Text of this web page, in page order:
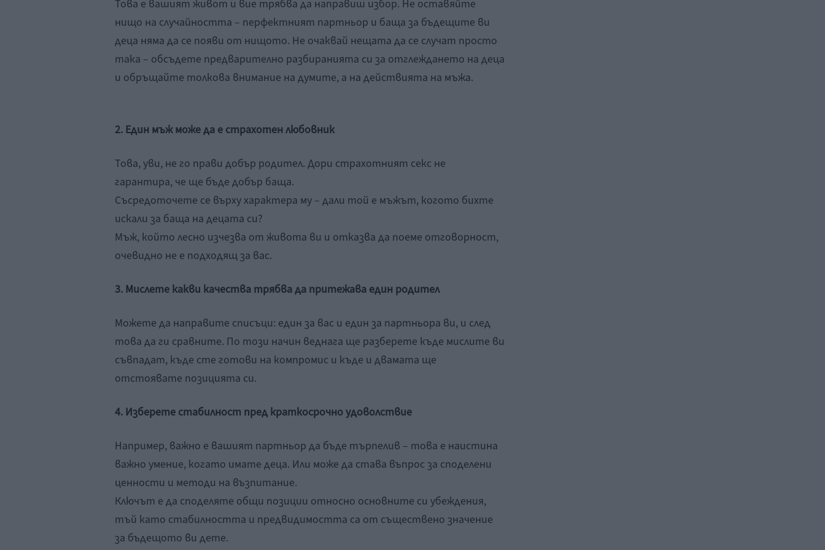
Това е вашият живот и вие трябва да направиш избор. Не оставяйте
нищо на случайността – перфектният партньор и баща за бъдещите ви
деца няма да се появи от нищото. Не очаквай нещата да се случат просто
така – обсъдете предварително разбиранията си за отглеждането на деца
и обръщайте толкова внимание на думите, а на действията на мъжа.
2. Един мъж може да е страхотен любовник
Това, уви, не го прави добър родител. Дори страхотният секс не
гарантира, че ще бъде добър баща.
Съсредоточете се върху характера му – дали той е мъжът, когото бихте
искали за баща на децата си?
Мъж, който лесно изчезва от живота ви и отказва да поеме отговорност,
очевидно не е подходящ за вас.
3. Мислете какви качества трябва да притежава един родител
Можете да направите списъци: един за вас и един за партньора ви, и след
това да ги сравните. По този начин веднага ще разберете къде мислите ви
съвпадат, къде сте готови на компромис и къде и двамата ще
отстоявате позицията си.
4. Изберете стабилност пред краткосрочно удоволствие
Например, важно е вашият партньор да бъде търпелив – това е наистина
важно умение, когато имате деца. Или може да става въпрос за споделени
ценности и методи на възпитание.
Ключът е да споделяте общи позиции относно основните си убеждения,
тъй като стабилността и предвидимостта са от съществено значение
за бъдещото ви дете.